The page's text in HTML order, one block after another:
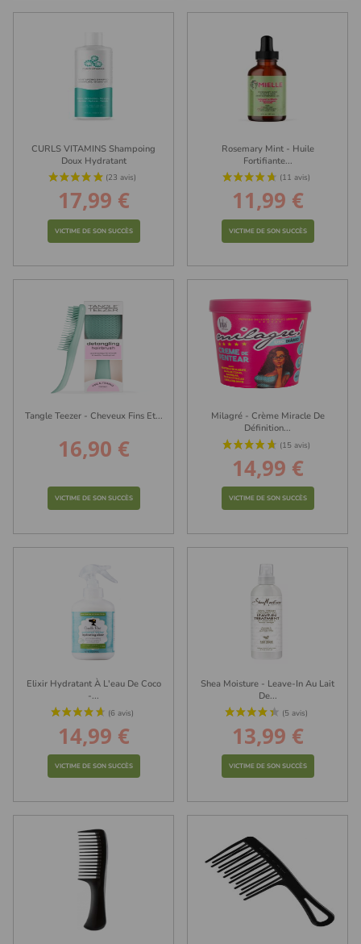
CURLS VITAMINS Shampoing
Doux Hydratant
Prix
17,99 €
VICTIME DE SON SUCCÈS
Rosemary Mint - Huile
Fortifiante...
Prix
11,99 €
VICTIME DE SON SUCCÈS
Tangle Teezer - Cheveux Fins Et...
Prix
16,90 €
VICTIME DE SON SUCCÈS
Milagré - Crème Miracle De
Définition...
Prix
14,99 €
VICTIME DE SON SUCCÈS
Elixir Hydratant À L'eau De Coco
-...
Prix
14,99 €
VICTIME DE SON SUCCÈS
Shea Moisture - Leave-In Au Lait
De...
Prix
13,99 €
VICTIME DE SON SUCCÈS